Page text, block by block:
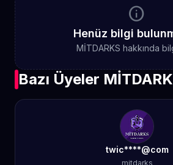
info
Henüz bilgi
MİTDARKS hakkında
Bazı Üyeler
twic****@com
mitdarks